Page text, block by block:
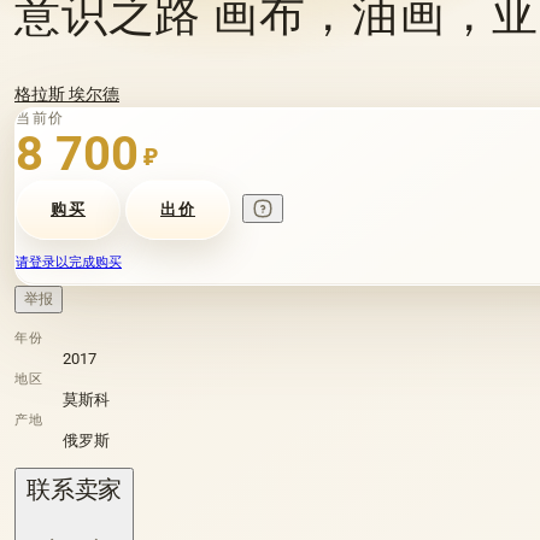
格拉斯 埃尔德
当前价
8 700 ₽
购买 出价
请登录以完成购买
举报
年份
2017
地区
莫斯科
产地
俄罗斯
联系卖家